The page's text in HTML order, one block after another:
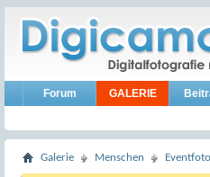
Forum GALERIE
Galerie Menschen